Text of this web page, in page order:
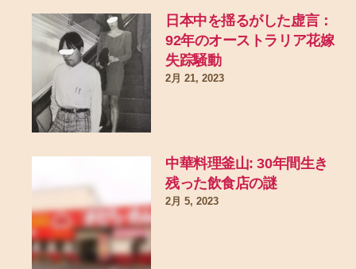
日本中を揺るがした虚言：
92年のオーストラリア花嫁
失踪騒動
2月 21, 2023
中華料理釜山: 30年間生き
残った飲食店の謎
2月 5, 2023